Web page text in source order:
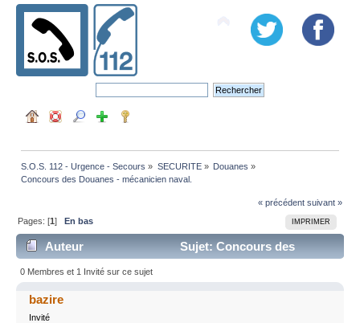
S.O.S. 112 - Urgence - Secours » SECURITE» Douanes »
Concours des Douanes - mécanicien naval.
« précédent suivant »
IMPRIMER
Pages: [1]En bas
Auteur
Sujet: Concours des
Douanes - mécanicien naval. (Lu 26369 fois)
0 Membres et 1 Invité sur ce sujet
bazire
Invité